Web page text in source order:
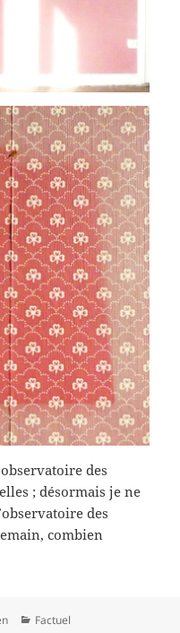
des
; désormais je ne
des
combien
Catégories
Factuel